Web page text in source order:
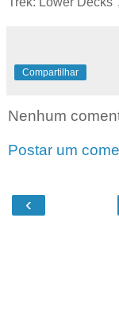
Compartilhar
Nenhum
Postar um
‹